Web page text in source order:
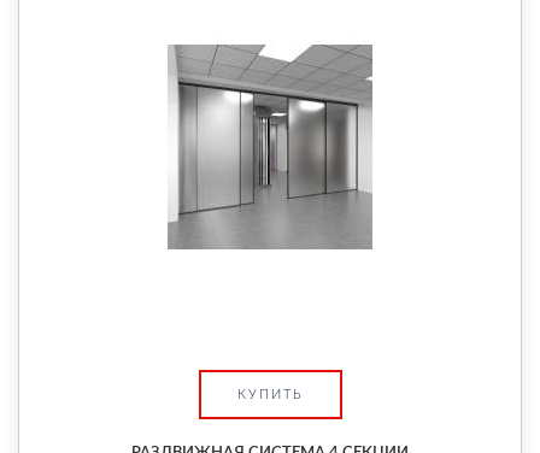
КУПИТЬ